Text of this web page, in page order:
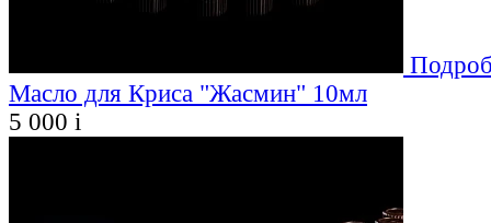
Масло для Криса "Жасмин" 10мл
5 000 i